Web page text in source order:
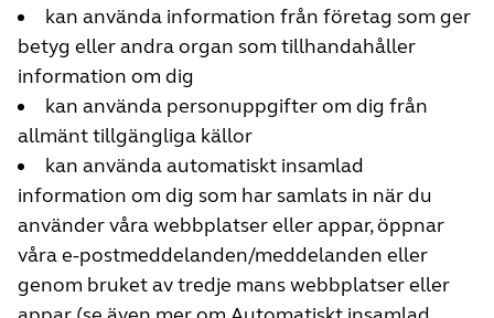
kan använda information från företag som ger
betyg eller andra organ som tillhandahåller
information om dig
kan använda personuppgifter om dig från
allmänt tillgängliga källor
kan använda automatiskt insamlad
information om dig som har samlats in när du
använder våra webbplatser eller appar, öppnar
våra e-postmeddelanden/meddelanden eller
genom bruket av tredje mans webbplatser eller